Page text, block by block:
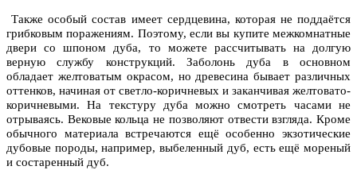
Также особый состав имеет сердцевина, которая не поддаётся
грибковым поражениям. Поэтому, если вы купите межкомнатные
двери со шпоном дуба, то можете рассчитывать на долгую
верную службу конструкций. Заболонь дуба в основном
обладает желтоватым окрасом, но древесина бывает различных
оттенков, начиная от светло-коричневых и заканчивая желтовато-
коричневыми. На текстуру дуба можно смотреть часами не
отрываясь. Вековые кольца не позволяют отвести взгляда. Кроме
обычного материала встречаются ещё особенно экзотические
дубовые породы, например, выбеленный дуб, есть ещё мореный
и состаренный дуб.